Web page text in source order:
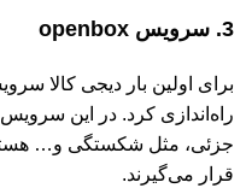
3. سرویس openbox
راه‌اندازی کرد. در این
جزئی، مثل شکستگی و…
قرار می‌گیرند.